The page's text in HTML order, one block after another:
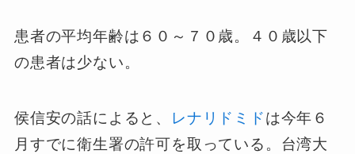
患者の平均年齢は６０～７０歳。４０歳以下
の患者は少ない。
侯信安の話によると、 レナリドミドは今年６
月すでに衛生署の許可を取っている。台湾大